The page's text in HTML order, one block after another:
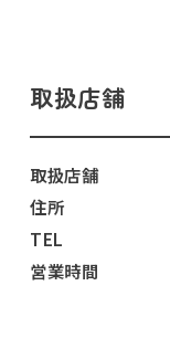
取扱店舗
取扱店舗
住所
TEL
営業時間